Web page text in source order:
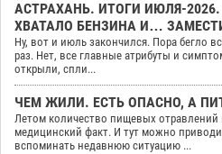
АСТРАХАНЬ. ИТОГИ ИЮЛЯ-
ХВАТАЛО БЕНЗИНА И…
Ну, вот и июль закончился. Пора бегло
раз. Нет, все главные атрибуты и
открыли, спли...
ЧЕМ ЖИЛИ. ЕСТЬ ОПАСНО, А
Летом количество пищевых отравлений
медицинский факт. И тут можно
вспоминать недавнюю ситуацию ...